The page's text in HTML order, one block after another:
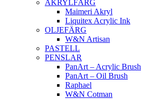
AKRYLFÄRG
Maimeri Akryl
Liquitex Acrylic Ink
OLJEFÄRG
W&N Artisan
PASTELL
PENSLAR
PanArt – Acrylic Brush
PanArt – Oil Brush
Raphael
W&N Cotman